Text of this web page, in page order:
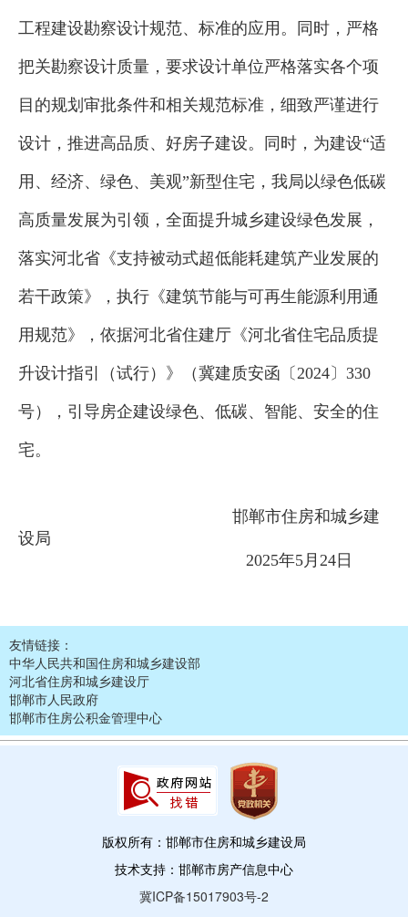
工程建设勘察设计规范、标准的应用。同时，严格
把关勘察设计质量，要求设计单位严格落实各个项
目的规划审批条件和相关规范标准，细致严谨进行
设计，推进高品质、好房子建设。同时，为建设“适
用、经济、绿色、美观”新型住宅，我局以绿色低碳
高质量发展为引领，全面提升城乡建设绿色发展，
落实河北省《支持被动式超低能耗建筑产业发展的
若干政策》，执行《建筑节能与可再生能源利用通
用规范》，依据河北省住建厅《河北省住宅品质提
升设计指引（试行）》（冀建质安函〔2024〕330
号），引导房企建设绿色、低碳、智能、安全的住
宅。
邯郸市住房和城乡建
设局
2025年5月24日
友情链接：
中华人民共和国住房和城乡建设部
河北省住房和城乡建设厅
邯郸市人民政府
邯郸市住房公积金管理中心
版权所有：邯郸市住房和城乡建设局
技术支持：邯郸市房产信息中心
冀ICP备15017903号-2